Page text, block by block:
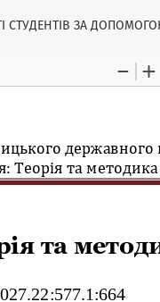
СТУДЕНТІВ ЗА